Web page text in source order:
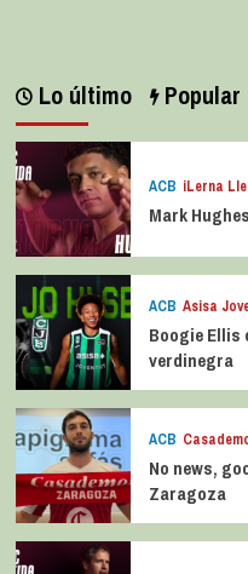
Lo último Popular
ACB iLerna
Mark
ACB Asisa
Boogie Ellis
verdinegra
ACB
No news,
Zaragoza